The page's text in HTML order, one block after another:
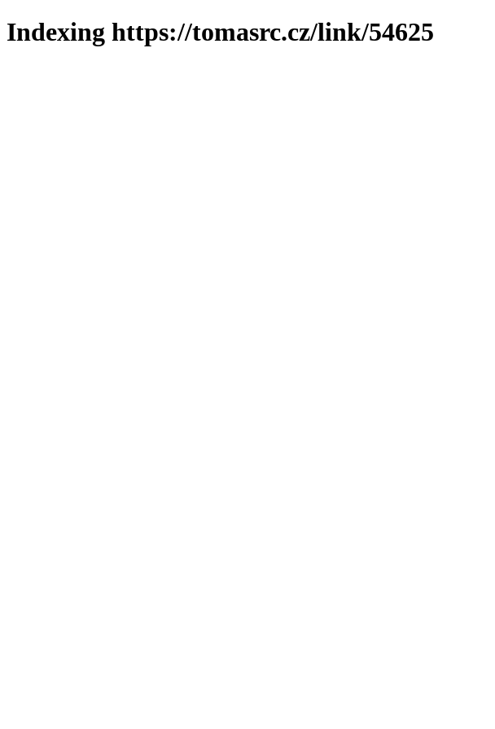
Indexing https://tomasrc.cz/link/54625